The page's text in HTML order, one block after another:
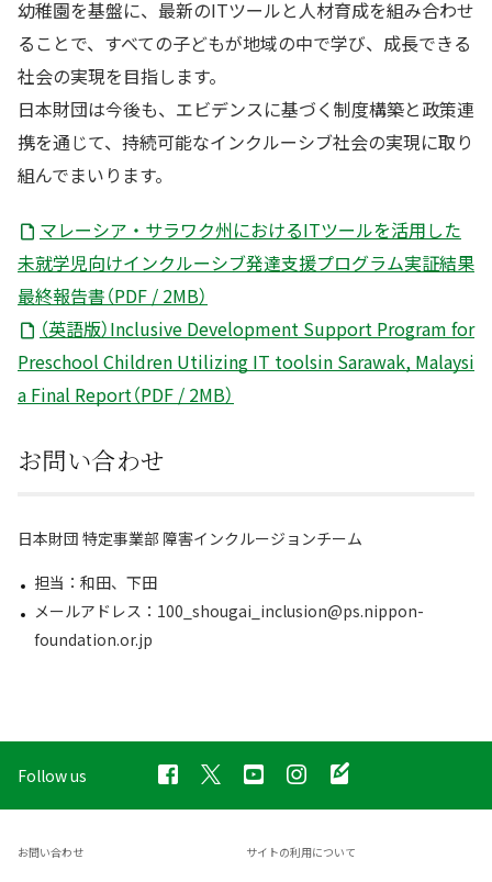
幼稚園を基盤に、最新のITツールと人材育成を組み合わせ
ることで、すべての子どもが地域の中で学び、成長できる
社会の実現を目指します。
日本財団は今後も、エビデンスに基づく制度構築と政策連
携を通じて、持続可能なインクルーシブ社会の実現に取り
組んでまいります。
マレーシア・サラワク州におけるITツールを活用した
未就学児向けインクルーシブ発達支援プログラム実証結果
最終報告書（PDF / 2MB）
（英語版）Inclusive Development Support Program for
Preschool Children Utilizing IT toolsin Sarawak, Malaysi
a Final Report（PDF / 2MB）
お問い合わせ
日本財団 特定事業部 障害インクルージョンチーム
担当：和田、下田
メールアドレス：100_shougai_inclusion@ps.nippon-
foundation.or.jp
Follow us
お問い合わせ サイトの利用について